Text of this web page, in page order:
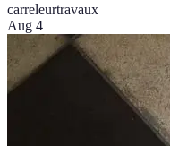
carreleurtravaux
Aug 4